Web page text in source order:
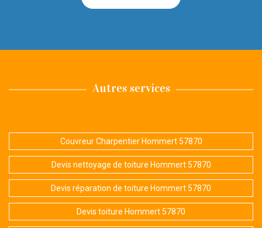
Autres services
Couvreur Charpentier Hommert 57870
Devis nettoyage de toiture Hommert 57870
Devis réparation de toiture Hommert 57870
Devis toiture Hommert 57870